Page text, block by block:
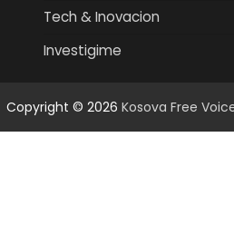
Tech & Inovacion
Investigime